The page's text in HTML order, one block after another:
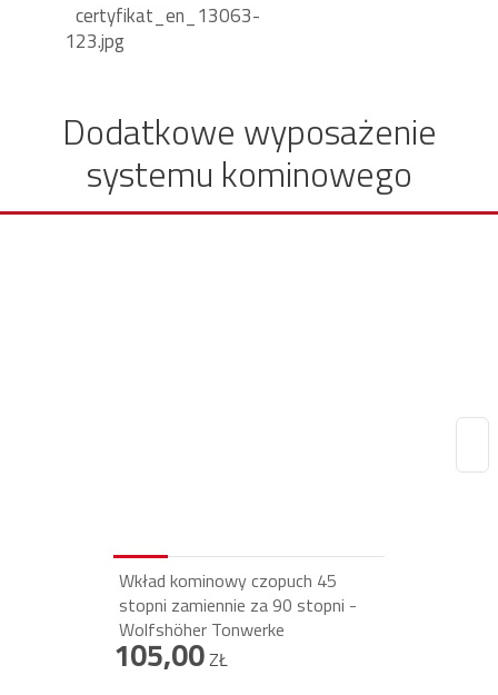
certyfikat_en_13063-
123.jpg
Dodatkowe wyposażenie
systemu kominowego
Wkład kominowy czopuch 45
stopni zamiennie za 90 stopni -
Wolfshöher Tonwerke
105,00ZŁ